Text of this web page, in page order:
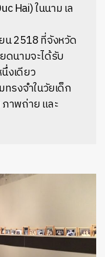
Hai) ในนาม เล
น 2518 ที่จังหวัด
ดนามจะได้รับ
งเดียว
รงจำในวัยเด็ก
าพถ่าย และ